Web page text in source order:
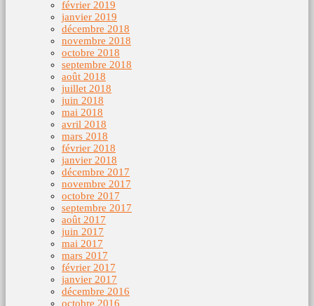
février 2019
janvier 2019
décembre 2018
novembre 2018
octobre 2018
septembre 2018
août 2018
juillet 2018
juin 2018
mai 2018
avril 2018
mars 2018
février 2018
janvier 2018
décembre 2017
novembre 2017
octobre 2017
septembre 2017
août 2017
juin 2017
mai 2017
mars 2017
février 2017
janvier 2017
décembre 2016
octobre 2016